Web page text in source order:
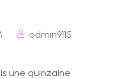
admin9115
une quinzaine